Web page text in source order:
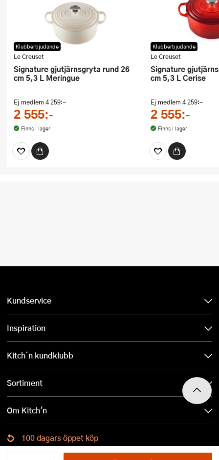
Klubberbjudande
Le Creuset
Signature gjutjärnsgryta rund 26
cm 5,3 L Meringue
Ej medlem 4 259:-
2 555:-
Finns i lager
Klubberbjudande
Le Creuset
Signature gjutjärnsgryta rund 26
cm 5,3 L Cerise
Ej medlem 4 259:-
2 555:-
Finns i lager
Kundservice
Inspiration
Kitch´n kundklubb
Sortiment
Om Kitch'n
100 dagars öppet köp
Ladda ned Kitch´n-appen